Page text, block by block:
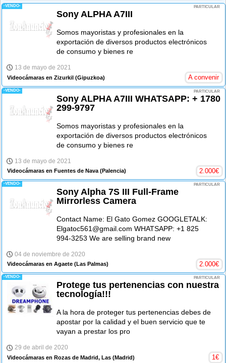
-VENDO- PARTICULAR
Sony ALPHA A7III
Somos mayoristas y profesionales en la
exportación de diversos productos electrónicos
de consumo y bienes re
13 de mayo de 2021
Videocámaras en Zizurkil (Gipuzkoa) A convenir
-VENDO- PARTICULAR
Sony ALPHA A7III WHATSAPP: + 1780
299-9797
Somos mayoristas y profesionales en la
exportación de diversos productos electrónicos
de consumo y bienes re
13 de mayo de 2021
Videocámaras en Fuentes de Nava (Palencia) 2.000€
-VENDO- PARTICULAR
Sony Alpha 7S III Full-Frame
Mirrorless Camera
Contact Name: El Gato Gomez GOOGLETALK:
Elgatoc561@gmail.com WHATSAPP: +1 825
994-3253 We are selling brand new
04 de noviembre de 2020
Videocámaras en Agaete (Las Palmas) 2.000€
-VENDO- PARTICULAR
Protege tus pertenencias con nuestra
tecnología!!!
A la hora de proteger tus pertenencias debes de
apostar por la calidad y el buen servicio que te
vayan a prestar los pro
29 de abril de 2020
Videocámaras en Rozas de Madrid, Las (Madrid) 1€